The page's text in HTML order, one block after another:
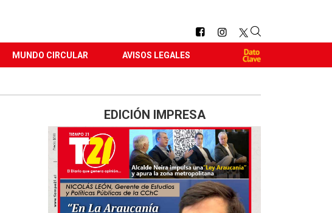
MUNDO CIRCULAR AVISOS LEGALES
EDICIÓN IMPRESA